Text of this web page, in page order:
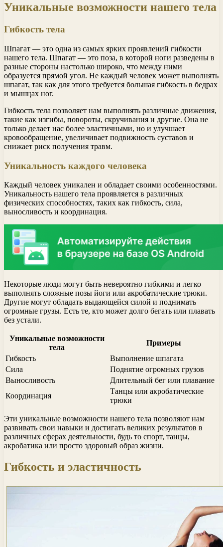
Уникальные возможности нашего тела
Гибкость тела
Шпагат — это одна из самых ярких проявлений гибкости
нашего тела. Шпагат — это поза, в которой ноги разведены в
разные стороны настолько широко, что между ними
образуется прямой угол. Не каждый человек может выполнять
шпагат, так как для этого требуется большая гибкость в бедрах
и мышцах ног.
Гибкость тела позволяет нам выполнять различные движения,
такие как изгибы, повороты, скручивания и другие. Она не
только делает нас более эластичными, но и улучшает
кровообращение, увеличивает подвижность суставов и
снижает риск получения травм.
Уникальность каждого человека
Каждый человек уникален и обладает своими особенностями.
Уникальность нашего тела проявляется в различных
физических способностях, таких как гибкость, сила,
выносливость и координация.
Некоторые люди могут быть невероятно гибкими и легко
выполнять сложные позы йоги или акробатические трюки.
Другие могут обладать выдающейся силой и поднимать
огромные грузы. Есть те, кто может долго бегать или плавать
без устали.
Уникальные возможности
тела
Примеры
Гибкость
Выполнение шпагата
Сила
Поднятие огромных грузов
Выносливость
Длительный бег или плавание
Координация
Танцы или акробатические
трюки
Эти уникальные возможности нашего тела позволяют нам
развивать свои навыки и достигать великих результатов в
различных сферах деятельности, будь то спорт, танцы,
акробатика или просто здоровый образ жизни.
Гибкость и эластичность